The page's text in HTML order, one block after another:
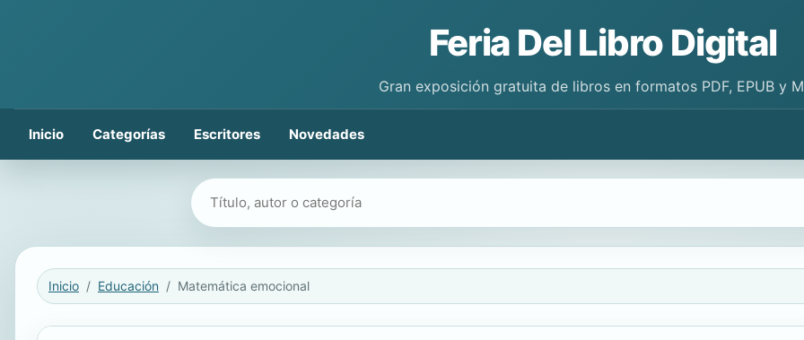
Feria Del Libro Digital
Gran exposición gratuita de libros en formatos PDF, EPUB y
Inicio Categorías Escritores Novedades
Buscar libros
Inicio Educación Matemática emocional